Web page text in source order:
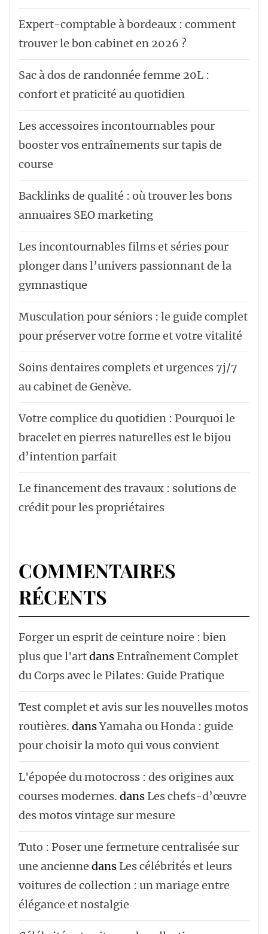
Expert-comptable à bordeaux : comment
trouver le bon cabinet en 2026 ?
Sac à dos de randonnée femme 20L :
confort et praticité au quotidien
Les accessoires incontournables pour
booster vos entraînements sur tapis de
course
Backlinks de qualité : où trouver les bons
annuaires SEO marketing
Les incontournables films et séries pour
plonger dans l’univers passionnant de la
gymnastique
Musculation pour séniors : le guide complet
pour préserver votre forme et votre vitalité
Soins dentaires complets et urgences 7j/7
au cabinet de Genève.
Votre complice du quotidien : Pourquoi le
bracelet en pierres naturelles est le bijou
d’intention parfait
Le financement des travaux : solutions de
crédit pour les propriétaires
COMMENTAIRES
RÉCENTS
Forger un esprit de ceinture noire : bien
plus que l'artdansEntraînement Complet
du Corps avec le Pilates: Guide Pratique
Test complet et avis sur les nouvelles motos
routières. dansYamaha ou Honda : guide
pour choisir la moto qui vous convient
L'épopée du motocross : des origines aux
courses modernes. dans Les chefs-d’œuvre
des motos vintage sur mesure
Tuto : Poser une fermeture centralisée sur
une ancienne dans Les célébrités et leurs
voitures de collection : un mariage entre
élégance et nostalgie